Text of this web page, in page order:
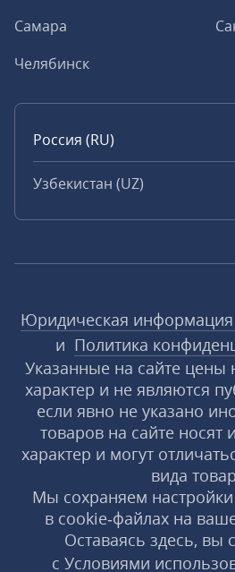
Самара
Челябинск
Россия (RU)
Узбекистан (UZ)
Юридическая информация
и Политика
Указанные на сайте цены
характер и не являются
если явно не указано
товаров на сайте носят
характер и могут
вида
Мы сохраняем
в cookie‑файлах на
Оставаясь здесь, вы
с Условиями